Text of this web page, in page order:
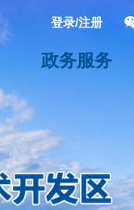
登录/注册
政务服务